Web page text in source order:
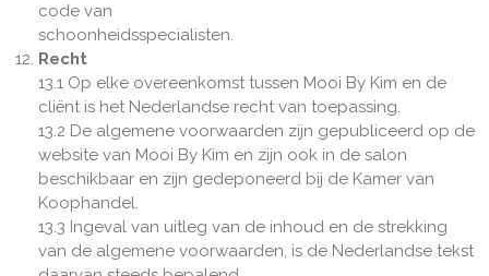
code van
schoonheidsspecialisten.
Recht
13.1 Op elke overeenkomst tussen Mooi By Kim en de
cliënt is het Nederlandse recht van toepassing.
13.2 De algemene voorwaarden zijn gepubliceerd op de
website van Mooi By Kim en zijn ook in de salon
beschikbaar en zijn gedeponeerd bij de Kamer van
Koophandel.
13.3 Ingeval van uitleg van de inhoud en de strekking
van de algemene voorwaarden, is de Nederlandse tekst